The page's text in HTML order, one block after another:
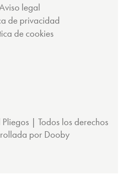
legal
de privacidad
de cookies
| Todos los derechos
por Dooby